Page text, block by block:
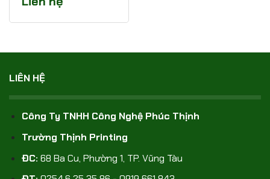
LIÊN HỆ
Công Ty TNHH Công Nghệ Phúc Thịnh
Trường Thịnh Printing
ĐC: 68 Ba Cu, Phường 1, TP. Vũng Tàu